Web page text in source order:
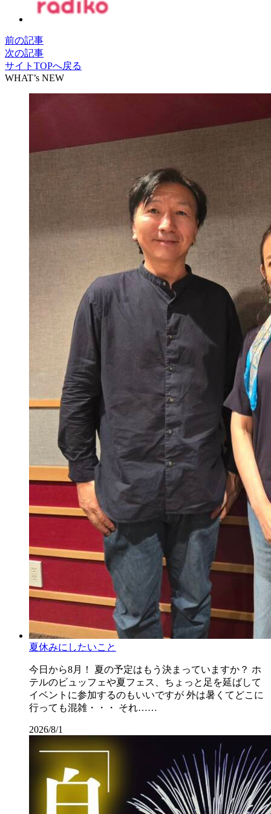
前の記事
次の記事
サイトTOPへ戻る
WHAT’s NEW
夏休みにしたいこと
今日から8月！ 夏の予定はもう決まっていますか？ ホ
テルのビュッフェや夏フェス、ちょっと足を延ばして
イベントに参加するのもいいですが 外は暑くてどこに
行っても混雑・・・ それ……
2026/8/1